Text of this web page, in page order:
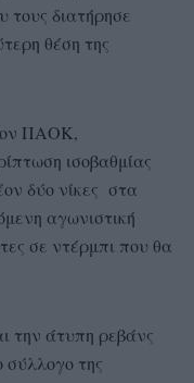
τους διατήρησε
θέση της
ΠΑΟΚ,
ισοβαθμίας
δύο νίκες στα
αγωνιστική
σε ντέρμπι που θα
την άτυπη ρεβάνς
σύλλογο της